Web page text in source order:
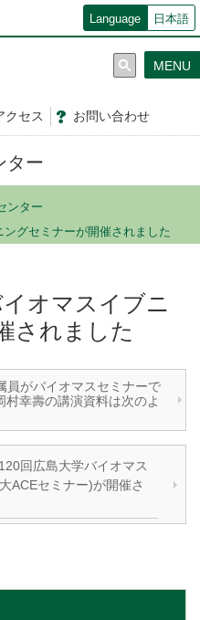
Language 日本語
クセス お問い合わせ
MENU
ター
ンター
グセミナーが開催されました
オマスイブニ
されました
員がバイオマスセミナーで
幸壽の講演資料は次のよ
回広島大学バイオマス
ACEセミナー)が開催さ